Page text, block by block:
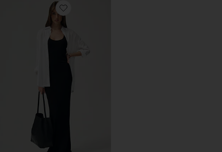
Favorite HEDI マキシドレス